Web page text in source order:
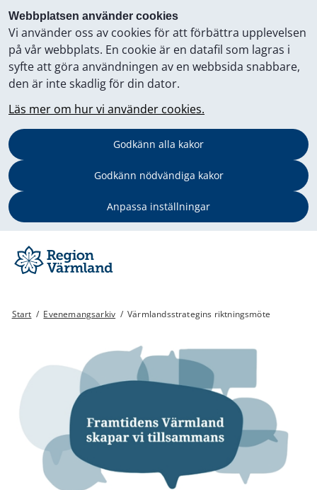
Webbplatsen använder cookies
Vi använder oss av cookies för att förbättra upplevelsen
på vår webbplats. En cookie är en datafil som lagras i
syfte att göra användningen av en webbsida snabbare,
den är inte skadlig för din dator.
Läs mer om hur vi använder cookies.
Godkänn alla kakor
Godkänn nödvändiga kakor
Anpassa inställningar
Start / Evenemangsarkiv / Värmlandsstrategins riktningsmöte